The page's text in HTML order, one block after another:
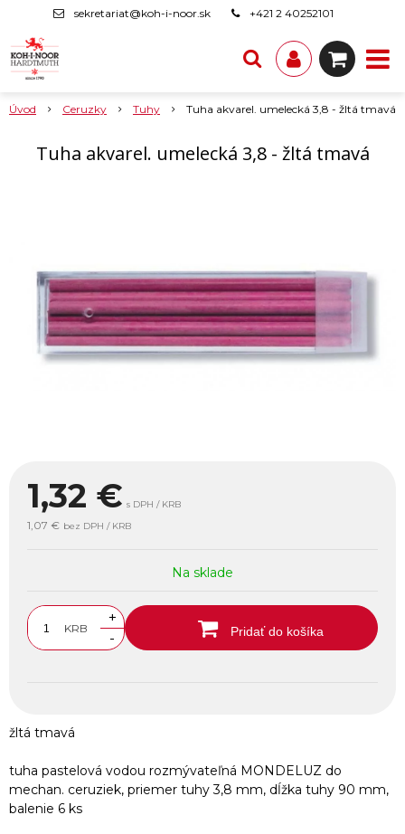
sekretariat@koh-i-noor.sk +421 2 40252101
Úvod Ceruzky Tuhy Tuha akvarel. umelecká 3,8 - žltá tmavá
Tuha akvarel. umelecká 3,8 - žltá tmavá
1,32 € s DPH / KRB
1,07 € bez DPH / KRB
Na sklade
KRB
+
-
Pridať do košíka
žltá tmavá
tuha pastelová vodou rozmývateľná MONDELUZ do
mechan. ceruziek, priemer tuhy 3,8 mm, dĺžka tuhy 90 mm,
balenie 6 ks